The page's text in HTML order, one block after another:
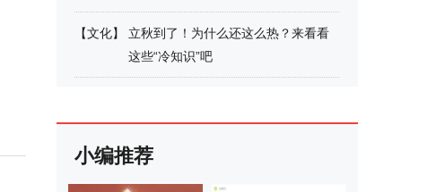
【文化】
立秋到了！为什么还这么热？来看看
这些“冷知识”吧
小编推荐